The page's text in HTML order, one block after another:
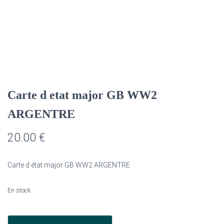
Carte d etat major GB WW2
ARGENTRE
20.00 €
Carte d état major GB WW2 ARGENTRE
En stock
quantité